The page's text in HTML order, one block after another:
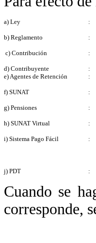
a) Ley :
b) Reglamento :
c) Contribución :
d) Contribuyente :
e) Agentes de Retención
:
f) SUNAT
:
g) Pensiones :
h) SUNAT Virtual
:
i) Sistema Pago Fácil :
j) PDT :
Cuando se
corresponde,